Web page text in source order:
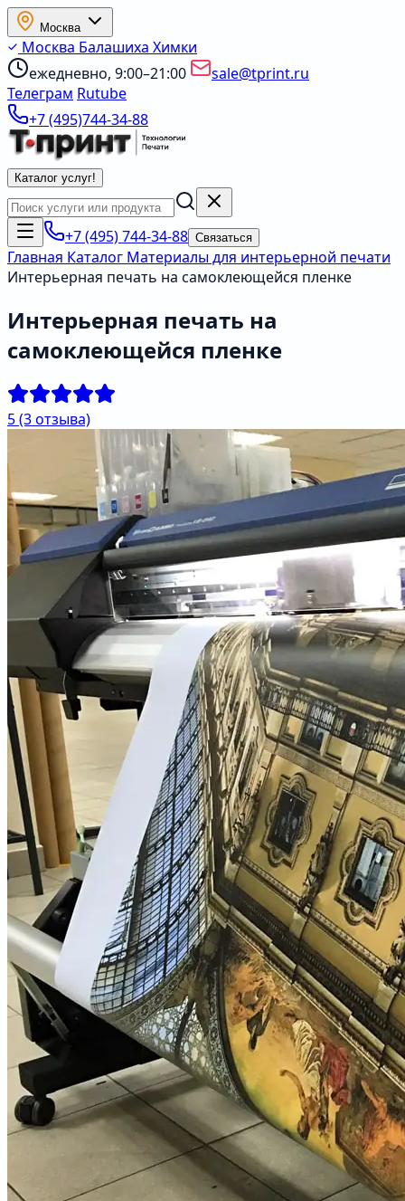
Москва
Москва Балашиха Химки
ежедневно, 9:00–21:00
sale@tprint.ru
Телеграм Rutube
+7 (495)744-34-88
Каталог услуг!
+7 (495) 744-34-88 Связаться
Главная Каталог Материалы для интерьерной печати
Интерьерная печать на самоклеющейся пленке
Интерьерная печать на
самоклеющейся пленке
5(3 отзыва)